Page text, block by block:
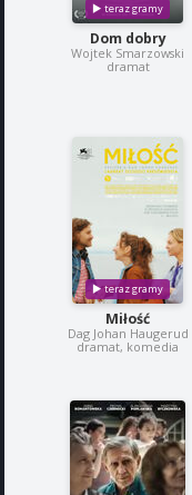
Dom dobry
Wojtek Smarzowski
dramat
Miłość
Dag Johan Haugerud
dramat, komedia